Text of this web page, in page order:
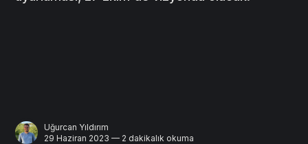
Uğurcan Yıldırım
29 Haziran 2023 — 2 dakikalık okuma